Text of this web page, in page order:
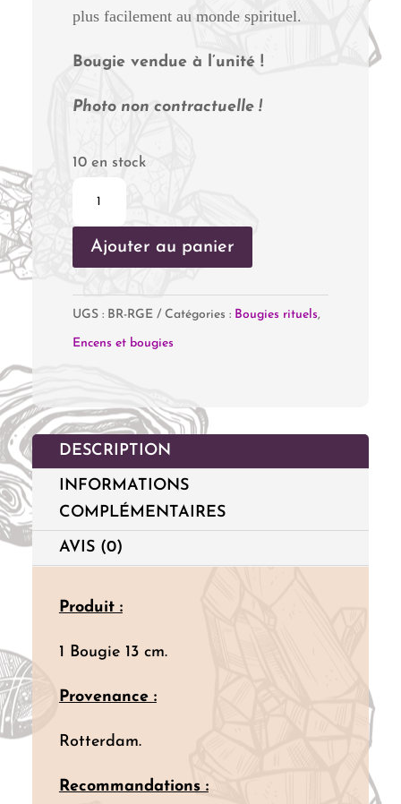
plus facilement au monde spirituel.
Bougie vendue à l’unité !
Photo non contractuelle !
10 en stock
Rouge
Amour
Ajouter au panier
UGS : BR-RGE Catégories : Bougies rituels,
Encens et bougies
DESCRIPTION
INFORMATIONS
COMPLÉMENTAIRES
AVIS (0)
Produit :
1 Bougie 13 cm.
Provenance :
Rotterdam.
Recommandations :